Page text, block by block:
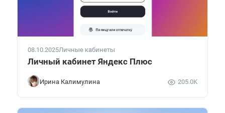
08.10.2025Личные кабинеты
Личный кабинет Яндекс Плюс
Ирина Калимулина 205.0K